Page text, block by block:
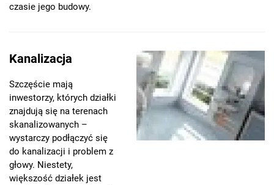
czasie jego budowy.
Kanalizacja
Szczęście mają
inwestorzy, których działki
znajdują się na terenach
skanalizowanych –
wystarczy podłączyć się
do kanalizacji i problem z
głowy. Niestety,
większość działek jest